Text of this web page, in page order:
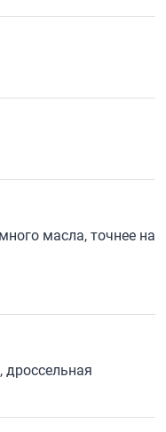
масла, точнее на